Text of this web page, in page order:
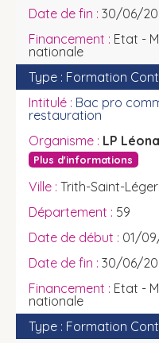
30/06/
Etat -
nationale
Formation
Bac pro
restauration
LP
Plus d'informations
Trith-Saint-Léger
59
01/
30/06/
Etat -
nationale
Formation